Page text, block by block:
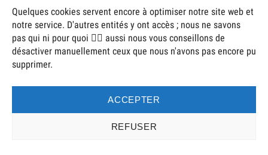
Quelques cookies servent encore à optimiser notre site web et
notre service. D'autres entités y ont accès ; nous ne savons
pas qui ni pour quoi 🤷‍♂️ aussi nous vous conseillons de
désactiver manuellement ceux que nous n'avons pas encore pu
supprimer.
ACCEPTER
REFUSER
par
Communication3 juillet 2026
2026 © VRAC Saint-Paul